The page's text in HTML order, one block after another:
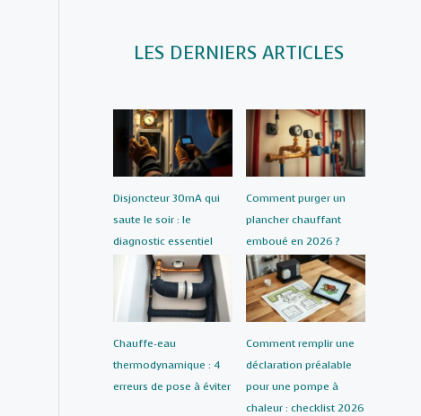
LES DERNIERS ARTICLES
Disjoncteur 30mA qui
saute le soir : le
diagnostic essentiel
Comment purger un
plancher chauffant
emboué en 2026 ?
Chauffe-eau
thermodynamique : 4
erreurs de pose à éviter
Comment remplir une
déclaration préalable
pour une pompe à
chaleur : checklist 2026